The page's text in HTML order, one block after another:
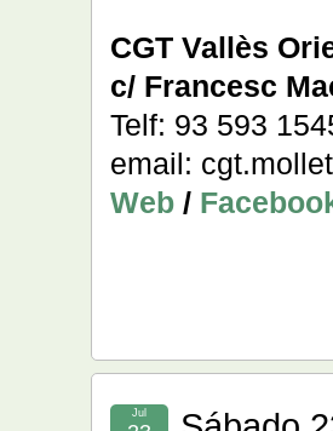
CGT Vallès
c/ Francesc
Telf: 93 593
email:
Web /
Jul